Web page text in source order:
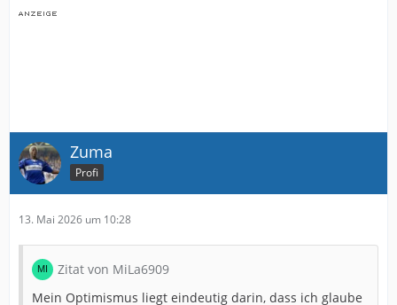
Zuma
Profi
13. Mai 2026 um 10:28
Zitat von MiLa6909
Mein Optimismus liegt eindeutig darin, dass ich glaube